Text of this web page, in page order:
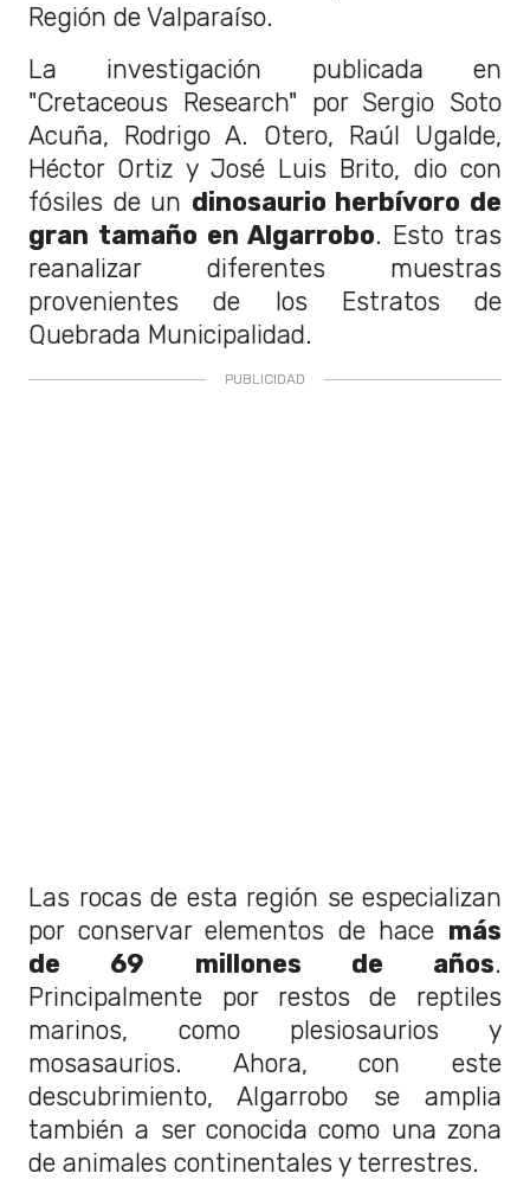
Región de Valparaíso.
La investigación publicada en
"Cretaceous Research" por Sergio Soto
Acuña, Rodrigo A. Otero, Raúl Ugalde,
Héctor Ortiz y José Luis Brito, dio con
fósiles de un dinosaurio herbívoro de
gran tamaño en Algarrobo. Esto tras
reanalizar diferentes muestras
provenientes de los Estratos de
Quebrada Municipalidad.
Las rocas de esta región se especializan
por conservar elementos de hace más
de 69 millones de años.
Principalmente por restos de reptiles
marinos, como plesiosaurios y
mosasaurios. Ahora, con este
descubrimiento, Algarrobo se amplia
también a ser conocida como una zona
de animales continentales y terrestres.